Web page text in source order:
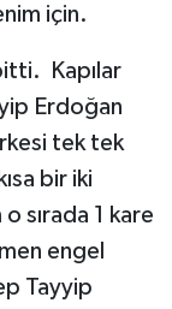
için.
Kapılar
Erdoğan
tek tek
bir iki
sırada 1 kare
engel
Tayyip